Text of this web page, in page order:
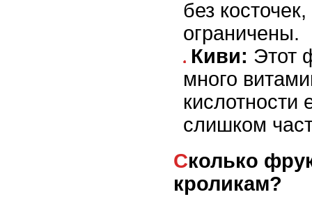
без
ограничены.
Киви: Этот
много
кислотности
слишком
Сколько фруктов можно давать
кроликам?